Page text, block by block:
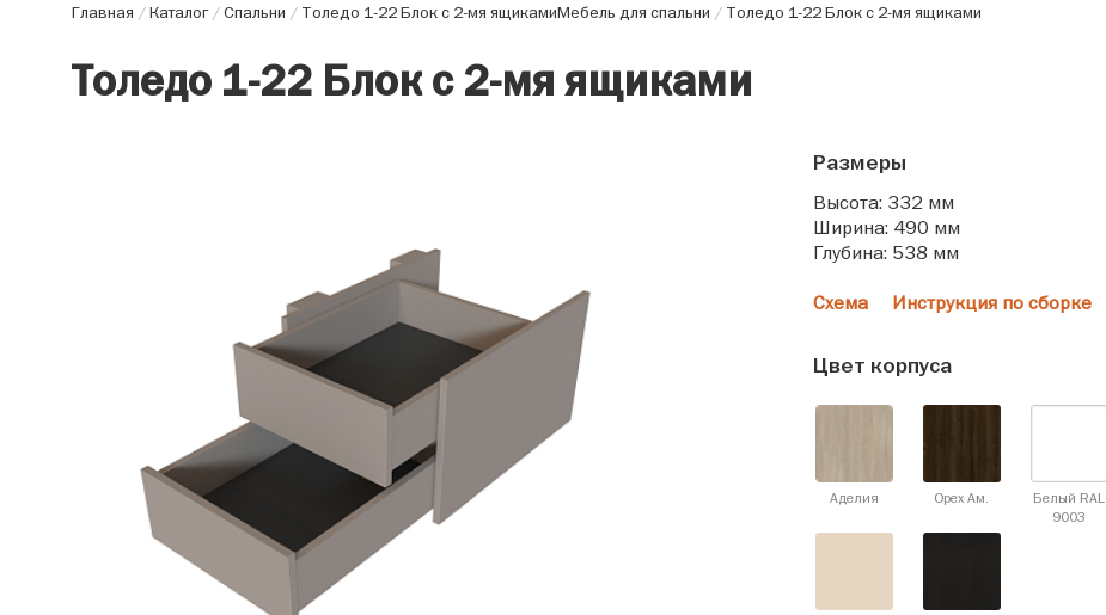
Главная /Каталог/Спальни / Толедо 1-22 Блок с 2-мя ящикамиМебель для спальни / Толедо 1-22 Блок с 2-мя ящиками
Толедо 1-22 Блок с 2-мя ящиками
Размеры
Высота: 332 мм
Ширина: 490 мм
Глубина: 538 мм
Схема Инструкция по сборке
Цвет корпуса
Аделия Орех Ам.
Белый RAL
9003